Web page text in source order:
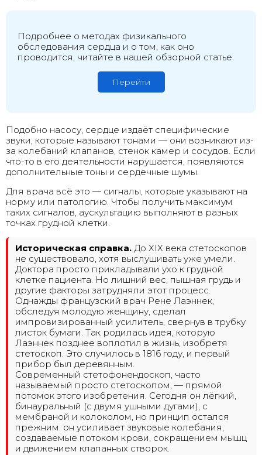
Подробнее о методах физикального
обследования сердца и о том, как оно
проводится, читайте в нашей обзорной статье
Перейти
Подобно насосу, сердце издаёт специфические
звуки, которые называют тонами — они возникают из-
за колебаний клапанов, стенок камер и сосудов. Если
что-то в его деятельности нарушается, появляются
дополнительные тоны и сердечные шумы.
Для врача всё это — сигналы, которые указывают на
норму или патологию. Чтобы получить максимум
таких сигналов, аускультацию выполняют в разных
точках грудной клетки.
Историческая справка. До XIX века стетоскопов
не существовало, хотя выслушивать уже умели.
Доктора просто прикладывали ухо к грудной
клетке пациента. Но лишний вес, пышная грудь и
другие факторы затрудняли этот процесс.
Однажды французский врач Рене Лаэннек,
обследуя молодую женщину, сделал
импровизированный усилитель, свернув в трубку
листок бумаги. Так родилась идея, которую
Лаэннек позднее воплотил в жизнь, изобретя
стетоскоп. Это случилось в 1816 году, и первый
прибор был деревянным.
Современный стетофонендоскоп, часто
называемый просто стетоскопом, — прямой
потомок этого изобретения. Сегодня он лёгкий,
бинауральный (с двумя ушными дугами), с
мембраной и колоколом, но принцип остался
прежним: он усиливает звуковые колебания,
создаваемые потоком крови, сокращением мышц
и движением клапанных створок.